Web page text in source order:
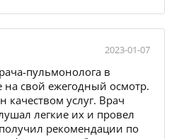
2023-01-07
пульмонолога в
свой ежегодный осмотр.
услуг. Врач
легкие их и провел
рекомендации по